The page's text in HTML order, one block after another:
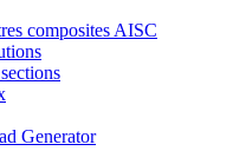
composites AISC
Generator